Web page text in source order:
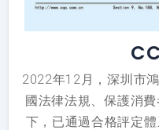
2022年12月，深圳市
國法律法規、保護消
下，已通過合格評定